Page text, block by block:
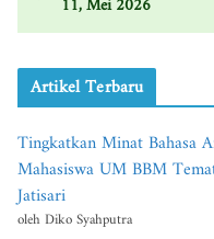
Artikel Terbaru
Tingkatkan Minat Bahasa
Mahasiswa UM BBM
Jatisari
oleh Diko Syahputra